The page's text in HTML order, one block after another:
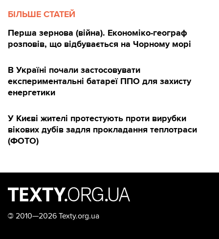
БІЛЬШЕ СТАТЕЙ
Перша зернова (війна). Економіко-географ
розповів, що відбувається на Чорному морі
В Україні почали застосовувати
експериментальні батареї ППО для захисту
енергетики
У Києві жителі протестують проти вирубки
вікових дубів задля прокладання теплотраси
(ФОТО)
© 2010—2026 Texty.org.ua